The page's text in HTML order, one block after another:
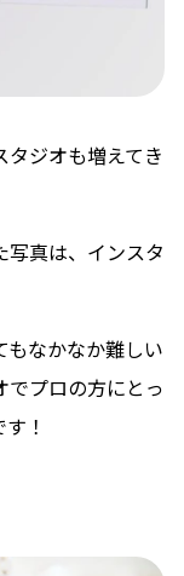
ジオも増えてき
真は、インスタ
もなかなか難しい
プロの方にとっ
！